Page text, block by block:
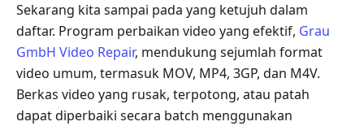
Sekarang kita sampai pada yang ketujuh dalam
daftar. Program perbaikan video yang efektif, Grau
GmbH Video Repair, mendukung sejumlah format
video umum, termasuk MOV, MP4, 3GP, dan M4V.
Berkas video yang rusak, terpotong, atau patah
dapat diperbaiki secara batch menggunakan